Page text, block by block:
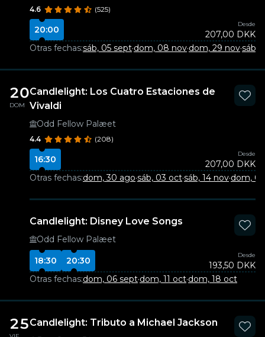
4.6 (525)
20:00
Desde
207,00 DKK
Otras fechas:sáb, 05 sept·dom, 08 nov·dom, 29 nov·sáb,
20
DOM
Candlelight: Los Cuatro Estaciones de
Vivaldi
Odd Fellow Palæet
4.4 (208)
16:30
Desde
207,00 DKK
Otras fechas:dom, 30 ago·sáb, 03 oct·sáb, 14 nov·dom,
Candlelight: Disney Love Songs
Odd Fellow Palæet
18:30
20:30
Desde
193,50 DKK
Otras fechas:dom, 06 sept·dom, 11 oct·dom, 18 oct
25Candlelight: Tributo a Michael Jackson